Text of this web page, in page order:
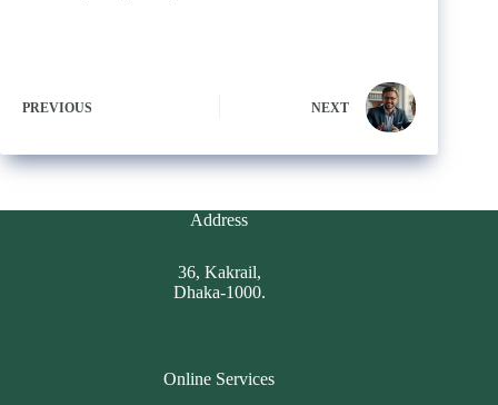
PREVIOUS NEXT
Address
36, Kakrail,
Dhaka-1000.
Online Services